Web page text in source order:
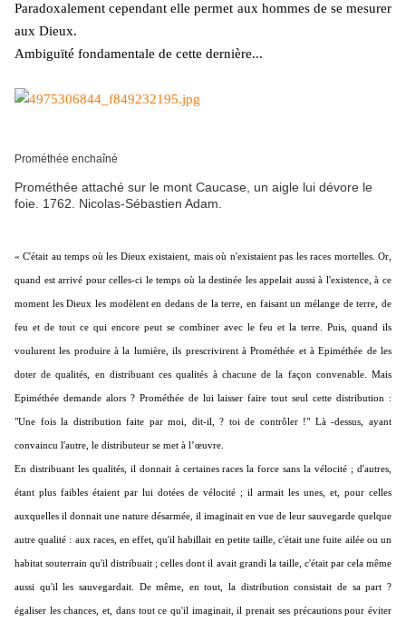
Paradoxalement cependant elle permet aux hommes de se mesurer
aux Dieux.
Ambiguïté fondamentale de cette dernière...
Prométhée enchaîné
Prométhée attaché sur le mont Caucase, un aigle lui dévore le
foie. 1762. Nicolas-Sébastien Adam.
« C'était au temps où les Dieux existaient, mais où n'existaient pas les races mortelles. Or,
quand est arrivé pour celles-ci le temps où la destinée les appelait aussi à l'existence, à ce
moment les Dieux les modèlent en dedans de la terre, en faisant un mélange de terre, de
feu et de tout ce qui encore peut se combiner avec le feu et la terre. Puis, quand ils
voulurent les produire à la lumière, ils prescrivirent à Prométhée et à Epiméthée de les
doter de qualités, en distribuant ces qualités à chacune de la façon convenable. Mais
Epiméthée demande alors ? Prométhée de lui laisser faire tout seul cette distribution :
"Une fois la distribution faite par moi, dit-il, ? toi de contrôler !" Là -dessus, ayant
convaincu l'autre, le distributeur se met à l’œuvre.
En distribuant les qualités, il donnait à certaines races la force sans la vélocité ; d'autres,
étant plus faibles étaient par lui dotées de vélocité ; il armait les unes, et, pour celles
auxquelles il donnait une nature désarmée, il imaginait en vue de leur sauvegarde quelque
autre qualité : aux races, en effet, qu'il habillait en petite taille, c'était une fuite ailée ou un
habitat souterrain qu'il distribuait ; celles dont il avait grandi la taille, c'était par cela même
aussi qu'il les sauvegardait. De même, en tout, la distribution consistait de sa part ?
égaliser les chances, et, dans tout ce qu'il imaginait, il prenait ses précautions pour éviter